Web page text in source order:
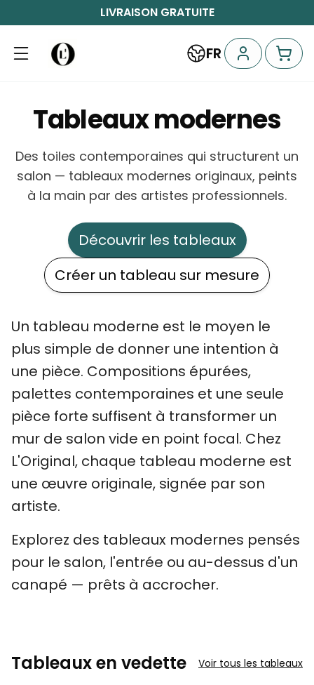
LIVRAISON GRATUITE
FR
Tableaux modernes
Des toiles contemporaines qui structurent un
salon — tableaux modernes originaux, peints
à la main par des artistes professionnels.
Découvrir les tableaux
Créer un tableau sur mesure
Un tableau moderne est le moyen le
plus simple de donner une intention à
une pièce. Compositions épurées,
palettes contemporaines et une seule
pièce forte suffisent à transformer un
mur de salon vide en point focal. Chez
L'Original, chaque tableau moderne est
une œuvre originale, signée par son
artiste.
Explorez des tableaux modernes pensés
pour le salon, l'entrée ou au-dessus d'un
canapé — prêts à accrocher.
Tableaux en vedette Voir tous les tableaux